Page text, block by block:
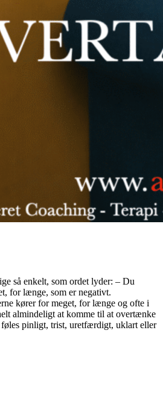
så enkelt, som ordet lyder: – Du
for længe, som er negativt.
kører for meget, for længe og ofte i
almindeligt at komme til at overtænke
pinligt, trist, uretfærdigt, uklart eller